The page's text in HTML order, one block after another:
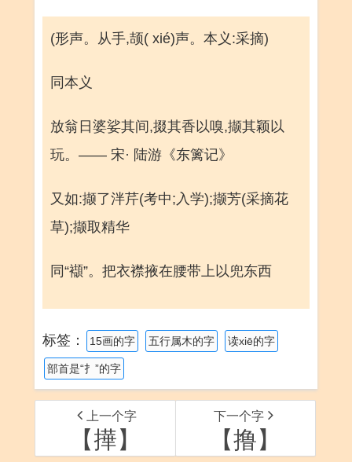
(形声。从手,颉( xié)声。本义:采摘)
同本义
放翁日婆娑其间,掇其香以嗅,撷其颖以
玩。—— 宋· 陆游《东篱记》
又如:撷了泮芹(考中;入学);撷芳(采摘花
草);撷取精华
同“襭”。把衣襟掖在腰带上以兜东西
标签： 15画的字 五行属木的字 读xiē的字
部首是“扌”的字
上一个字
【撶】
下一个字
【撸】